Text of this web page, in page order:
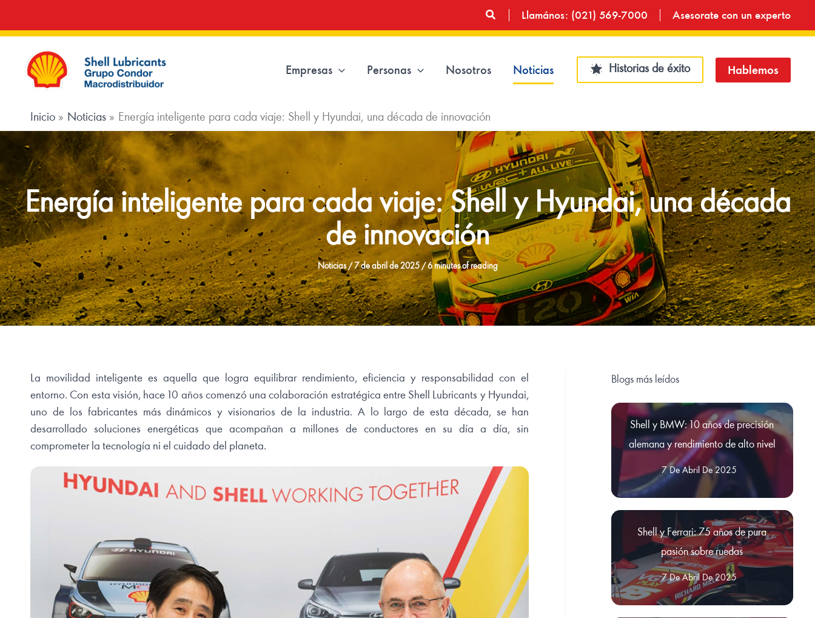
Buscar Llamános: (021) 569-7000 Asesorate con un experto
Empresas Personas Nosotros Noticias Historias de éxito Hablemos
Inicio Noticias Energía inteligente para cada viaje: Shell y Hyundai, una década de innovación
Energía inteligente para cada viaje: Shell y Hyundai, una década
de innovación
Noticias/7 de abril de 2025/6 minutes of reading
La movilidad inteligente es aquella que logra equilibrar rendimiento, eficiencia y responsabilidad con el
entorno. Con esta visión, hace 10 años comenzó una colaboración estratégica entre Shell Lubricants y Hyundai,
uno de los fabricantes más dinámicos y visionarios de la industria. A lo largo de esta década, se han
desarrollado soluciones energéticas que acompañan a millones de conductores en su día a día, sin
comprometer la tecnología ni el cuidado del planeta.
Blogs más leídos
Shell y BMW: 10 años de precisión
alemana y rendimiento de alto nivel
7 De Abril De 2025
Shell y Ferrari: 75 años de pura
pasión sobre ruedas
7 De Abril De 2025